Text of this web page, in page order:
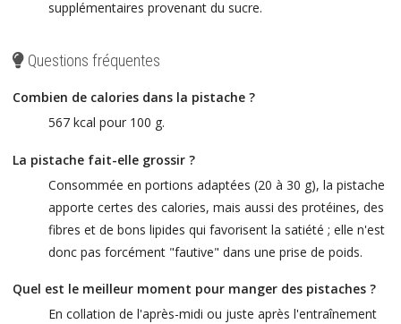
supplémentaires provenant du sucre.
Questions fréquentes
Combien de calories dans la pistache ?
567 kcal pour 100 g.
La pistache fait-elle grossir ?
Consommée en portions adaptées (20 à 30 g), la pistache
apporte certes des calories, mais aussi des protéines, des
fibres et de bons lipides qui favorisent la satiété ; elle n'est
donc pas forcément "fautive" dans une prise de poids.
Quel est le meilleur moment pour manger des pistaches ?
En collation de l'après-midi ou juste après l'entraînement